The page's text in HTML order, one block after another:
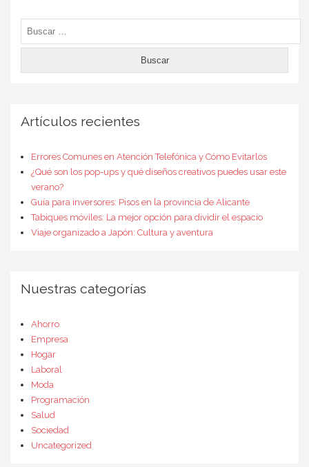
Buscar:
Artículos recientes
Errores Comunes en Atención Telefónica y Cómo Evitarlos
¿Qué son los pop-ups y qué diseños creativos puedes usar este
verano?
Guía para inversores: Pisos en la provincia de Alicante
Tabiques móviles: La mejor opción para dividir el espacio
Viaje organizado a Japón: Cultura y aventura
Nuestras categorías
Ahorro
Empresa
Hogar
Laboral
Moda
Programación
Salud
Sociedad
Uncategorized